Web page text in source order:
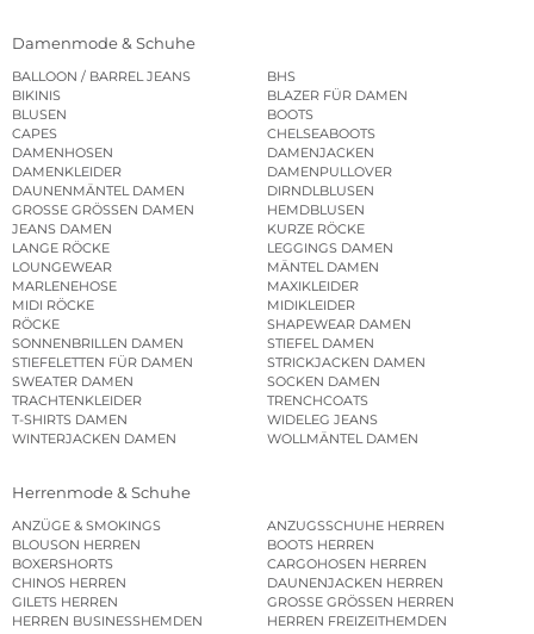
Damenmode & Schuhe
BALLOON / BARREL JEANS
BHS
BIKINIS
BLAZER FÜR DAMEN
BLUSEN
BOOTS
CAPES
CHELSEABOOTS
DAMENHOSEN
DAMENJACKEN
DAMENKLEIDER
DAMENPULLOVER
DAUNENMÄNTEL DAMEN
DIRNDLBLUSEN
GROSSE GRÖSSEN DAMEN
HEMDBLUSEN
JEANS DAMEN
KURZE RÖCKE
LANGE RÖCKE
LEGGINGS DAMEN
LOUNGEWEAR
MÄNTEL DAMEN
MARLENEHOSE
MAXIKLEIDER
MIDI RÖCKE
MIDIKLEIDER
RÖCKE
SHAPEWEAR DAMEN
SONNENBRILLEN DAMEN
STIEFEL DAMEN
STIEFELETTEN FÜR DAMEN
STRICKJACKEN DAMEN
SWEATER DAMEN
SOCKEN DAMEN
TRACHTENKLEIDER
TRENCHCOATS
T-SHIRTS DAMEN
WIDELEG JEANS
WINTERJACKEN DAMEN
WOLLMÄNTEL DAMEN
Herrenmode & Schuhe
ANZÜGE & SMOKINGS
ANZUGSSCHUHE HERREN
BLOUSON HERREN
BOOTS HERREN
BOXERSHORTS
CARGOHOSEN HERREN
CHINOS HERREN
DAUNENJACKEN HERREN
GILETS HERREN
GROSSE GRÖSSEN HERREN
HERREN BUSINESSHEMDEN
HERREN FREIZEITHEMDEN